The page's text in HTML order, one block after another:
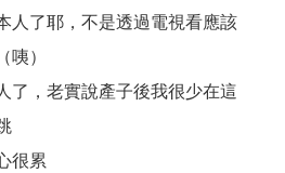
人了耶，不是透過電視看應該
）
了，老實說產子後我很少在這
很累